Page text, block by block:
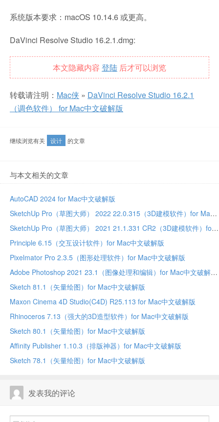
系统版本要求：macOS 10.14.6 或更高。
DaVinci Resolve Studio 16.2.1.dmg:
本文隐藏内容 登陆 后才可以浏览
转载请注明： Mac侠 » DaVinci Resolve Studio 16.2.1
（调色软件） for Mac中文破解版
继续浏览有关 设计 的文章
与本文相关的文章
AutoCAD 2024 for Mac中文破解版
SketchUp Pro（草图大师） 2022 22.0.315（3D建模软件）for Mac中文破解版
SketchUp Pro（草图大师） 2021 21.1.331 CR2（3D建模软件）for Mac中文破解版
Principle 6.15（交互设计软件）for Mac中文破解版
Pixelmator Pro 2.3.5（图形处理软件）for Mac中文破解版
Adobe Photoshop 2021 23.1（图像处理和编辑）for Mac中文破解版
Sketch 81.1（矢量绘图）for Mac中文破解版
Maxon Cinema 4D Studio(C4D) R25.113 for Mac中文破解版
Rhinoceros 7.13（强大的3D造型软件）for Mac中文破解版
Sketch 80.1（矢量绘图）for Mac中文破解版
Affinity Publisher 1.10.3（排版神器）for Mac中文破解版
Sketch 78.1（矢量绘图）for Mac中文破解版
发表我的评论